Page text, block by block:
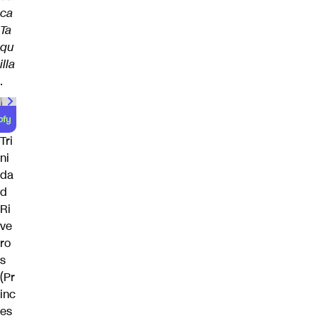
ca
Ta
qu
illa
.
Tri
ni
da
d
Ri
ve
ro
s
(Pr
inc
es